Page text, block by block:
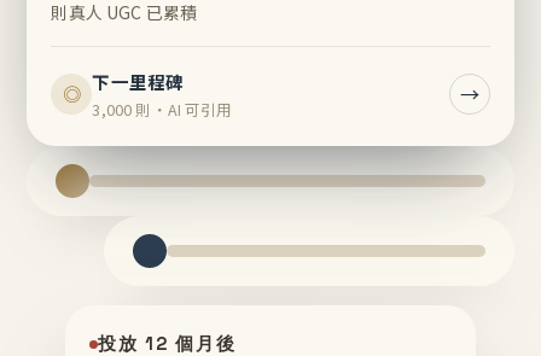
則真人 UGC 已累積
◎ 下一里程碑
3,000 則・AI 可引用
→
投放 12 個月後